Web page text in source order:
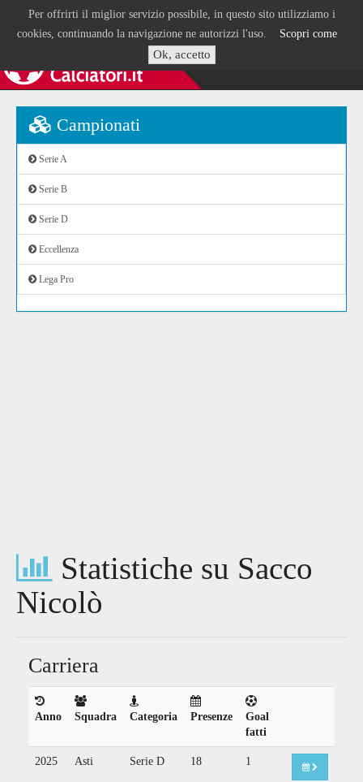
Per offrirti il miglior servizio possibile, in questo sito utilizziamo i
cookies, continuando la navigazione ne autorizzi l'uso. Scopri come
Ok, accetto
Campionati
Serie A
Serie B
Serie D
Eccellenza
Lega Pro
Statistiche su Sacco
Nicolò
Carriera
Anno Squadra Categoria Presenze
Goal
fatti
2025 Asti Serie D 18 1